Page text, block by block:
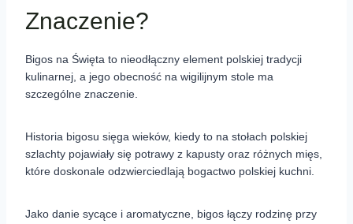
Znaczenie?
Bigos na Święta to nieodłączny element polskiej tradycji
kulinarnej, a jego obecność na wigilijnym stole ma
szczególne znaczenie.
Historia bigosu sięga wieków, kiedy to na stołach polskiej
szlachty pojawiały się potrawy z kapusty oraz różnych mięs,
które doskonale odzwierciedlają bogactwo polskiej kuchni.
Jako danie sycące i aromatyczne, bigos łączy rodzinę przy